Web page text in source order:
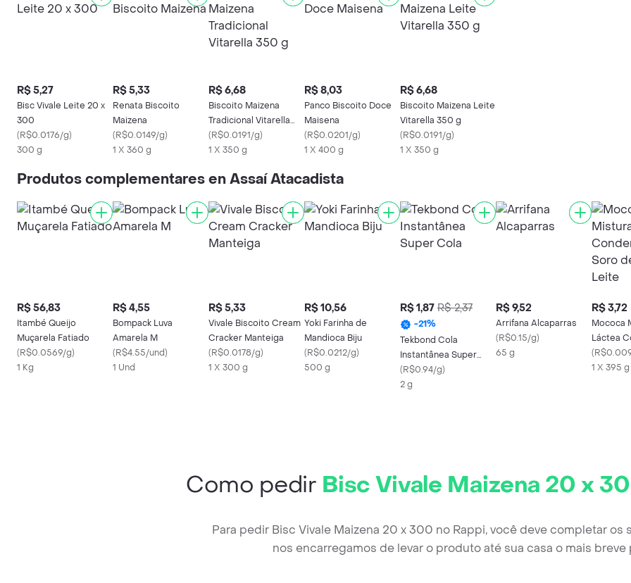
R$ 5,27
Bisc Vivale Leite 20 x
300
(R$0.0176/g)
300 g
R$ 5,33
Renata Biscoito
Maizena
(R$0.0149/g)
1 X 360 g
R$ 6,68
Biscoito Maizena
Tradicional Vitarella
350 g
(R$0.0191/g)
1 X 350 g
R$ 8,03
Panco Biscoito Doce
Maisena
(R$0.0201/g)
1 X 400 g
R$ 6,68
Biscoito Maizena Leite
Vitarella 350 g
(R$0.0191/g)
1 X 350 g
Produtos complementares en Assaí Atacadista
R$ 56,83
Itambé Queijo
Muçarela Fatiado
(R$0.0569/g)
1 Kg
R$ 4,55
Bompack Luva
Amarela M
(R$4.55/und)
1 Und
R$ 5,33
Vivale Biscoito Cream
Cracker Manteiga
(R$0.0178/g)
1 X 300 g
R$ 10,56
Yoki Farinha de
Mandioca Biju
(R$0.0212/g)
500 g
R$ 1,87 R$ 2,37
-21%
Tekbond Cola
Instantânea Super
Cola
(R$0.94/g)
2 g
R$ 9,52
Arrifana Alcaparras
(R$0.15/g)
65 g
R$ 3,72
Mococa
Láctea
de Soro
Leite
(
1 X 395 g
Como pedir Bisc Vivale Maizena 20 x
Para pedir Bisc Vivale Maizena 20 x 300 no Rappi, você deve completar os
nos encarregamos de levar o produto até sua casa o mais breve